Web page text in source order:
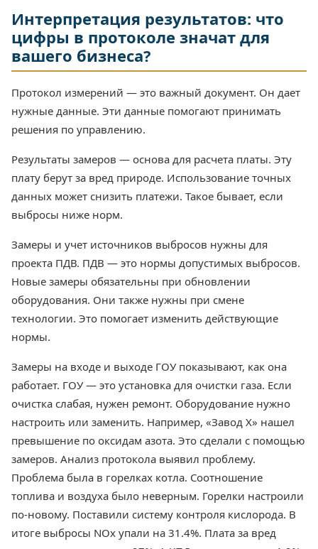
Интерпретация результатов: что
цифры в протоколе значат для
вашего бизнеса?
Протокол измерений — это важный документ. Он дает
нужные данные. Эти данные помогают принимать
решения по управлению.
Результаты замеров — основа для расчета платы. Эту
плату берут за вред природе. Использование точных
данных может снизить платежи. Такое бывает, если
выбросы ниже норм.
Замеры и учет источников выбросов нужны для
проекта ПДВ. ПДВ — это нормы допустимых выбросов.
Новые замеры обязательны при обновлении
оборудования. Они также нужны при смене
технологии. Это помогает изменить действующие
нормы.
Замеры на входе и выходе ГОУ показывают, как она
работает. ГОУ — это установка для очистки газа. Если
очистка слабая, нужен ремонт. Оборудование нужно
настроить или заменить. Например, «Завод X» нашел
превышение по оксидам азота. Это сделали с помощью
замеров. Анализ протокола выявил проблему.
Проблема была в горелках котла. Соотношение
топлива и воздуха было неверным. Горелки настроили
по-новому. Поставили систему контроля кислорода. В
итоге выбросы NOx упали на 31.4%. Плата за вред